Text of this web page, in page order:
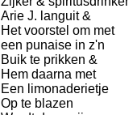
Arie J. languit &
Het voorstel om met
een punaise in z'n
Buik te prikken &
Hem daarna met
Een limonaderietje
Op te blazen